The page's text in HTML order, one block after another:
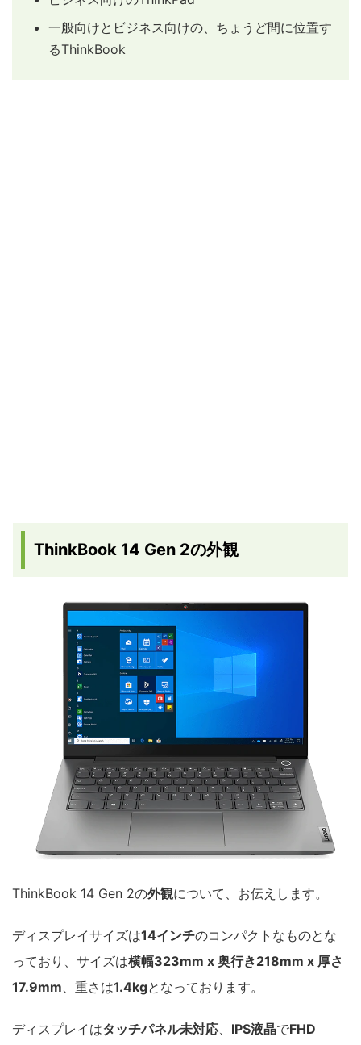
一般向けとビジネス向けの、ちょうど間に位置す
るThinkBook
ThinkBook 14 Gen 2の外観
ThinkBook 14 Gen 2の外観について、お伝えします。
ディスプレイサイズは14インチのコンパクトなものとな
っており、サイズは横幅323mm x 奥行き218mm x 厚さ
17.9mm 、重さは1.4kgとなっております。
ディスプレイはタッチパネル未対応 IPS液晶でFHD